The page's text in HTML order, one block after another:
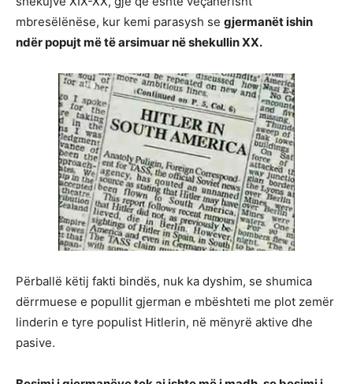
mbresëlënëse, kur kemi parasysh se gjermanët ishin
ndër popujt më të arsimuar në shekullin XX.
Përballë këtij fakti bindës, nuk ka dyshim, se shumica
dërrmuese e popullit gjerman e mbështeti me plot zemër
linderin e tyre populist Hitlerin, në mënyrë aktive dhe
pasive.